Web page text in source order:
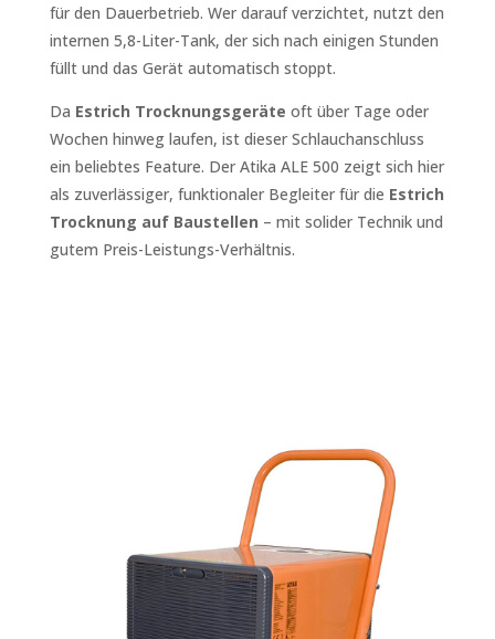
für den Dauerbetrieb. Wer darauf verzichtet, nutzt den
internen 5,8-Liter-Tank, der sich nach einigen Stunden
füllt und das Gerät automatisch stoppt.
Da Estrich Trocknungsgeräte oft über Tage oder
Wochen hinweg laufen, ist dieser Schlauchanschluss
ein beliebtes Feature. Der Atika ALE 500 zeigt sich hier
als zuverlässiger, funktionaler Begleiter für die Estrich
Trocknung auf Baustellen – mit solider Technik und
gutem Preis-Leistungs-Verhältnis.